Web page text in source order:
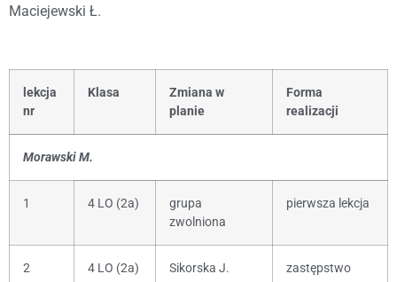
Maciejewski Ł.
lekcja
nr
Klasa
Zmiana w
planie
Forma
realizacji
Morawski M.
1 4 LO (2a)
grupa
zwolniona
pierwsza lekcja
2 4 LO (2a) Sikorska J. zastępstwo